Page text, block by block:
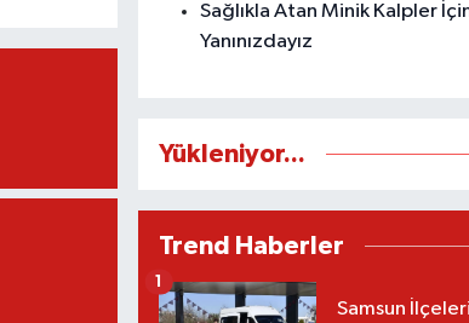
Sağlıkla Atan Minik Kalpler
Yanınızdayız
Yükleniyor...
Trend Haberler
Samsun İlçeleri
1